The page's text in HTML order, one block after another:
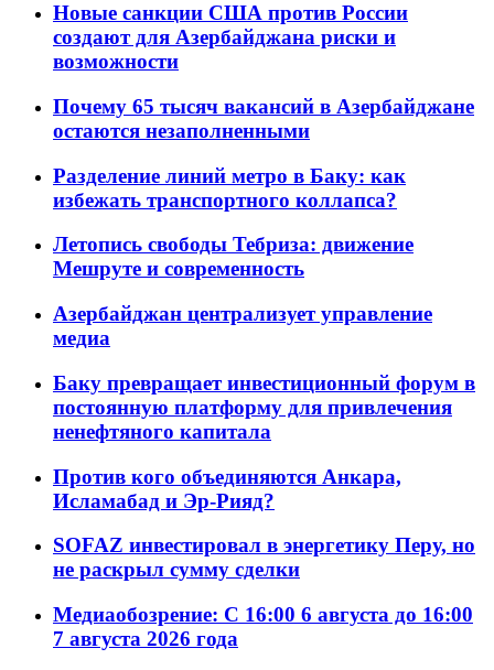
Новые санкции США против России
создают для Азербайджана риски и
возможности
Почему 65 тысяч вакансий в Азербайджане
остаются незаполненными
Разделение линий метро в Баку: как
избежать транспортного коллапса?
Летопись свободы Тебриза: движение
Мешруте и современность
Азербайджан централизует управление
медиа
Баку превращает инвестиционный форум в
постоянную платформу для привлечения
ненефтяного капитала
Против кого объединяются Анкара,
Исламабад и Эр-Рияд?
SOFAZ инвестировал в энергетику Перу, но
не раскрыл сумму сделки
Медиаобозрение: С 16:00 6 августа до 16:00
7 августа 2026 года